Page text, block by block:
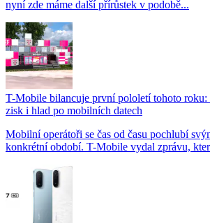
nyní zde máme další přírůstek v podobě...
T-Mobile bilancuje první pololetí tohoto roku:
zisk i hlad po mobilních datech
Mobilní operátoři se čas od času pochlubí
konkrétní období. T-Mobile vydal zprávu,